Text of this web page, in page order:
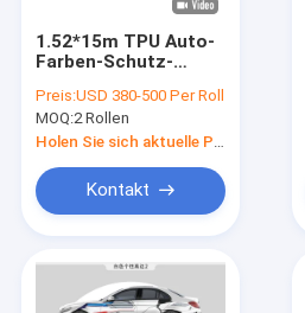
1.52*15m TPU Auto-
Farben-Schutz-
selbstbewegender
schützender Film
SGS
Preis:USD 380-500 Per Roll
MOQ:2 Rollen
Kontakt